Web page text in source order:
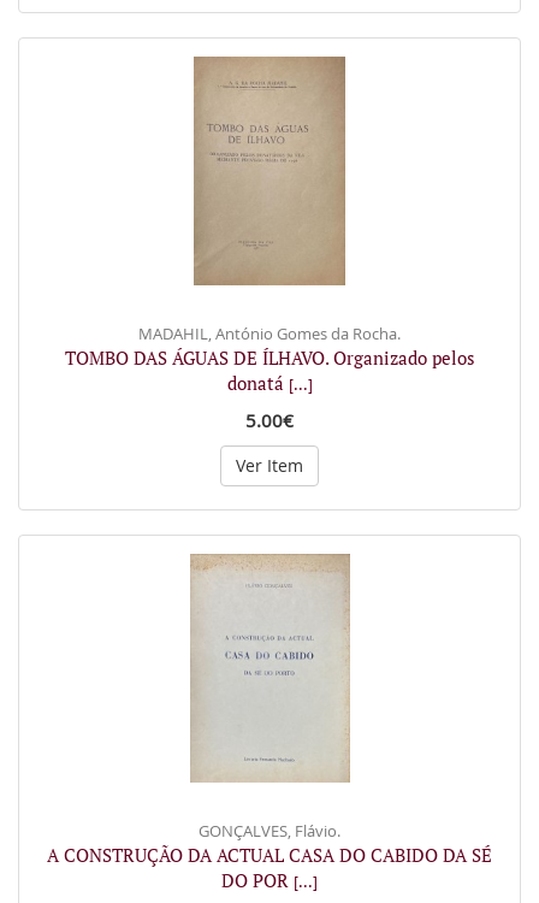
MADAHIL, António Gomes da Rocha.
TOMBO DAS ÁGUAS DE ÍLHAVO. Organizado pelos
donatá [...]
5.00€
Ver Item
GONÇALVES, Flávio.
A CONSTRUÇÃO DA ACTUAL CASA DO CABIDO DA SÉ
DO POR [...]